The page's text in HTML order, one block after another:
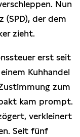
Nun
(SPD), der dem
zieht.
erst seit
Kuhhandel
zum
kam prompt.
verkleinert
Seit fünf